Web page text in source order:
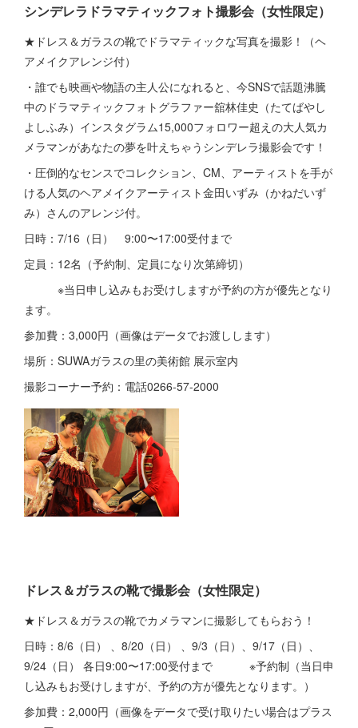
シンデレラドラマティックフォト撮影会（女性限定）
★ドレス＆ガラスの靴でドラマティックな写真を撮影！（ヘ
アメイクアレンジ付）
・誰でも映画や物語の主人公になれると、今SNSで話題沸騰
中のドラマティックフォトグラファー舘林佳史（たてばやし
よしふみ）インスタグラム15,000フォロワー超えの大人気カ
メラマンがあなたの夢を叶えちゃうシンデレラ撮影会です！
・圧倒的なセンスでコレクション、CM、アーティストを手が
ける人気のヘアメイクアーティスト金田いずみ（かねだいず
み）さんのアレンジ付。
日時：7/16（日） 9:00〜17:00受付まで
定員：12名（予約制、定員になり次第締切）
※当日申し込みもお受けしますが予約の方が優先となり
ます。
参加費：3,000円（画像はデータでお渡しします）
場所：SUWAガラスの里の美術館 展示室内
撮影コーナー予約：電話0266-57-2000
ドレス＆ガラスの靴で撮影会（女性限定）
★ドレス＆ガラスの靴でカメラマンに撮影してもらおう！
日時：8/6（日） 、8/20（日） 、9/3（日）、9/17（日）、
9/24（日） 各日9:00〜17:00受付まで ※予約制（当日申
し込みもお受けしますが、予約の方が優先となります。）
参加費：2,000円（画像をデータで受け取りたい場合はプラス